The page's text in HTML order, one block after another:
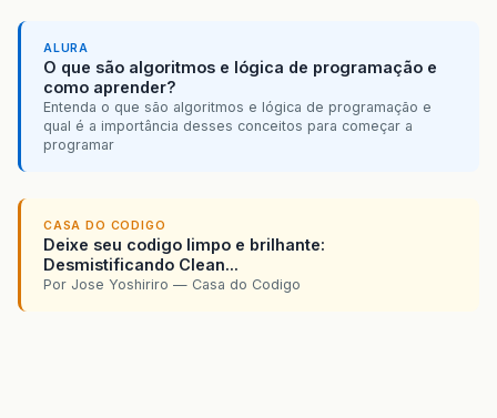
ALURA
O que são algoritmos e lógica de programação e
como aprender?
Entenda o que são algoritmos e lógica de programação e
qual é a importância desses conceitos para começar a
programar
CASA DO CODIGO
Deixe seu codigo limpo e brilhante:
Desmistificando Clean...
Por Jose Yoshiriro — Casa do Codigo